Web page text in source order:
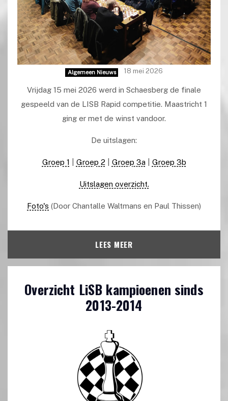
Algemeen Nieuws 18 mei 2026
Vrijdag 15 mei 2026 werd in Schaesberg de finale
gespeeld van de LISB Rapid competitie. Maastricht 1
ging er met de winst vandoor.
De uitslagen:
Groep 1 Groep 2 Groep 3a| Groep 3b
Uitslagen overzicht.
Foto's (Door Chantalle Waltmans en Paul Thissen)
LEES MEER
Overzicht LiSB kampioenen sinds
2013-2014